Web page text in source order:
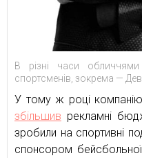
В різні часи
спортсменів, зокрема —
У тому ж році
збільшив рекламні
зробили на спортивні
спонсором бейсбольної